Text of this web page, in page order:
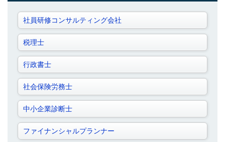
社員研修コンサルティング会社
税理士
行政書士
社会保険労務士
中小企業診断士
ファイナンシャルプランナー